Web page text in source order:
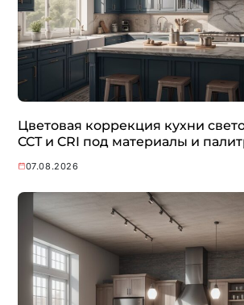
Цветовая коррекция кухни
CCT и CRI под материалы и
07.08.2026